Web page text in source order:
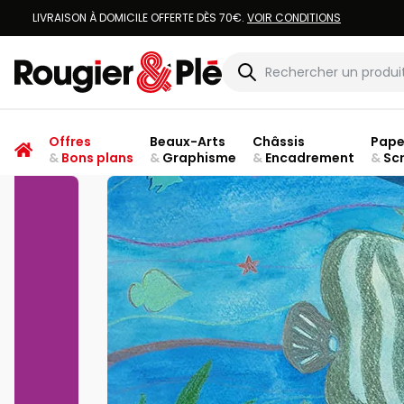
Rougier & Plé
Offres
&Bons plans
Beaux-Arts
&Graphisme
Châssis
&Encadrement
&